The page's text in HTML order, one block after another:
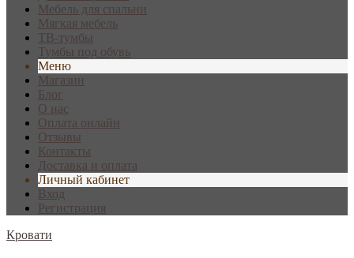
Мебель для спальни
Мягкая мебель
ТВ-тумбы
Тумбы под обувь
Меню
Магазин
Блог
О нас
Оплата онлайн
Отзывы
Контакты
Доставка и оплата
Личный кабинет
Вход
Регистрация
Кровати